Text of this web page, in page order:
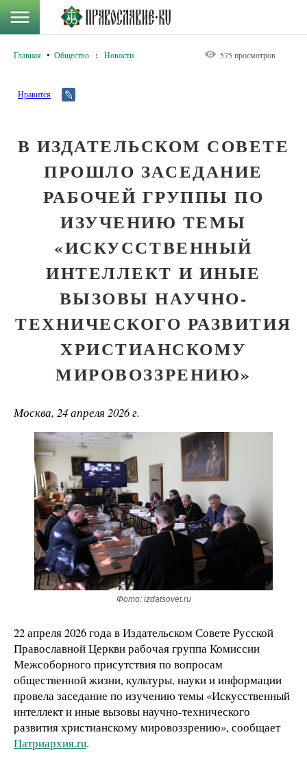
Главная Общество : Новости 575 просмотров
Нравится
В ИЗДАТЕЛЬСКОМ СОВЕТЕ
ПРОШЛО ЗАСЕДАНИЕ
РАБОЧЕЙ ГРУППЫ ПО
ИЗУЧЕНИЮ ТЕМЫ
«ИСКУССТВЕННЫЙ
ИНТЕЛЛЕКТ И ИНЫЕ
ВЫЗОВЫ НАУЧНО-
ТЕХНИЧЕСКОГО РАЗВИТИЯ
ХРИСТИАНСКОМУ
МИРОВОЗЗРЕНИЮ»
Москва, 24 апреля 2026 г.
Фото: izdatsovet.ru
22 апреля 2026 года в Издательском Совете Русской
Православной Церкви рабочая группа Комиссии
Межсоборного присутствия по вопросам
общественной жизни, культуры, науки и информации
провела заседание по изучению темы «Искусственный
интеллект и иные вызовы научно-технического
развития христианскому мировоззрению», сообщает
Патриархия.ru.